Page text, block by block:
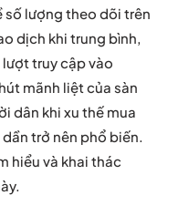
số lượng theo dõi trên
dịch khi trung bình,
truy cập vào
mãnh liệt của sàn
dân khi xu thế mua
trở nên phổ biến.
hiểu và khai thác